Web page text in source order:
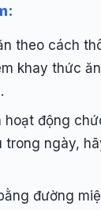
theo cách
khay thức
hoạt động
trong ngày,
đường